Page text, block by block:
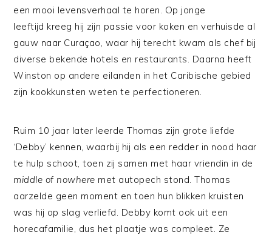
een mooi levensverhaal te horen. Op jonge
leeftijd kreeg hij zijn passie voor koken en verhuisde al
gauw naar Curaçao, waar hij terecht kwam als chef bij
diverse bekende hotels en restaurants. Daarna heeft
Winston op andere eilanden in het Caribische gebied
zijn kookkunsten weten te perfectioneren.
Ruim 10 jaar later leerde Thomas zijn grote liefde
‘Debby’ kennen, waarbij hij als een redder in nood haar
te hulp schoot, toen zij samen met haar vriendin in de
middle of nowhere met autopech stond. Thomas
aarzelde geen moment en toen hun blikken kruisten
was hij op slag verliefd. Debby komt ook uit een
horecafamilie, dus het plaatje was compleet. Ze